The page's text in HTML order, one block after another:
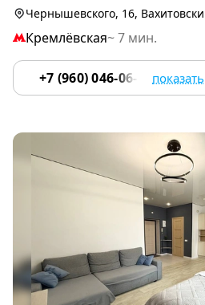
Кремлёвская~ 7 мин.
+7 (960) 046-06-18 показать